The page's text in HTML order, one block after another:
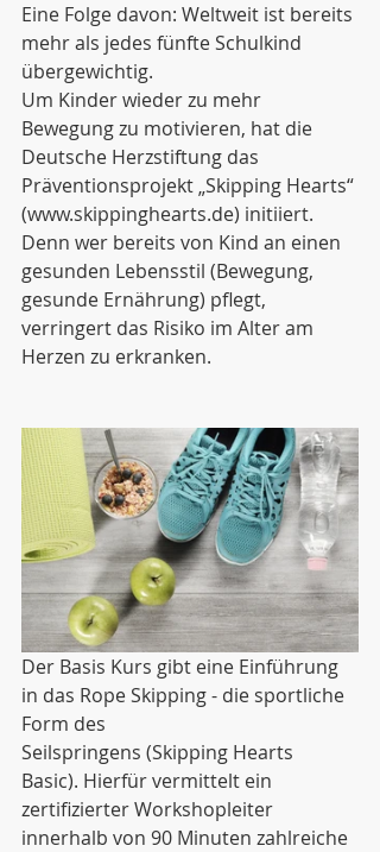
Eine Folge davon: Weltweit ist bereits
mehr als jedes fünfte Schulkind
übergewichtig.
Um Kinder wieder zu mehr
Bewegung zu motivieren, hat die
Deutsche Herzstiftung das
Präventionsprojekt „Skipping Hearts“
(www.skippinghearts.de) initiiert.
Denn wer bereits von Kind an einen
gesunden Lebensstil (Bewegung,
gesunde Ernährung) pflegt,
verringert das Risiko im Alter am
Herzen zu erkranken.
Der Basis Kurs gibt eine Einführung
in das Rope Skipping - die sportliche
Form des
Seilspringens (Skipping Hearts
Basic). Hierfür vermittelt ein
zertifizierter Workshopleiter
innerhalb von 90 Minuten zahlreiche